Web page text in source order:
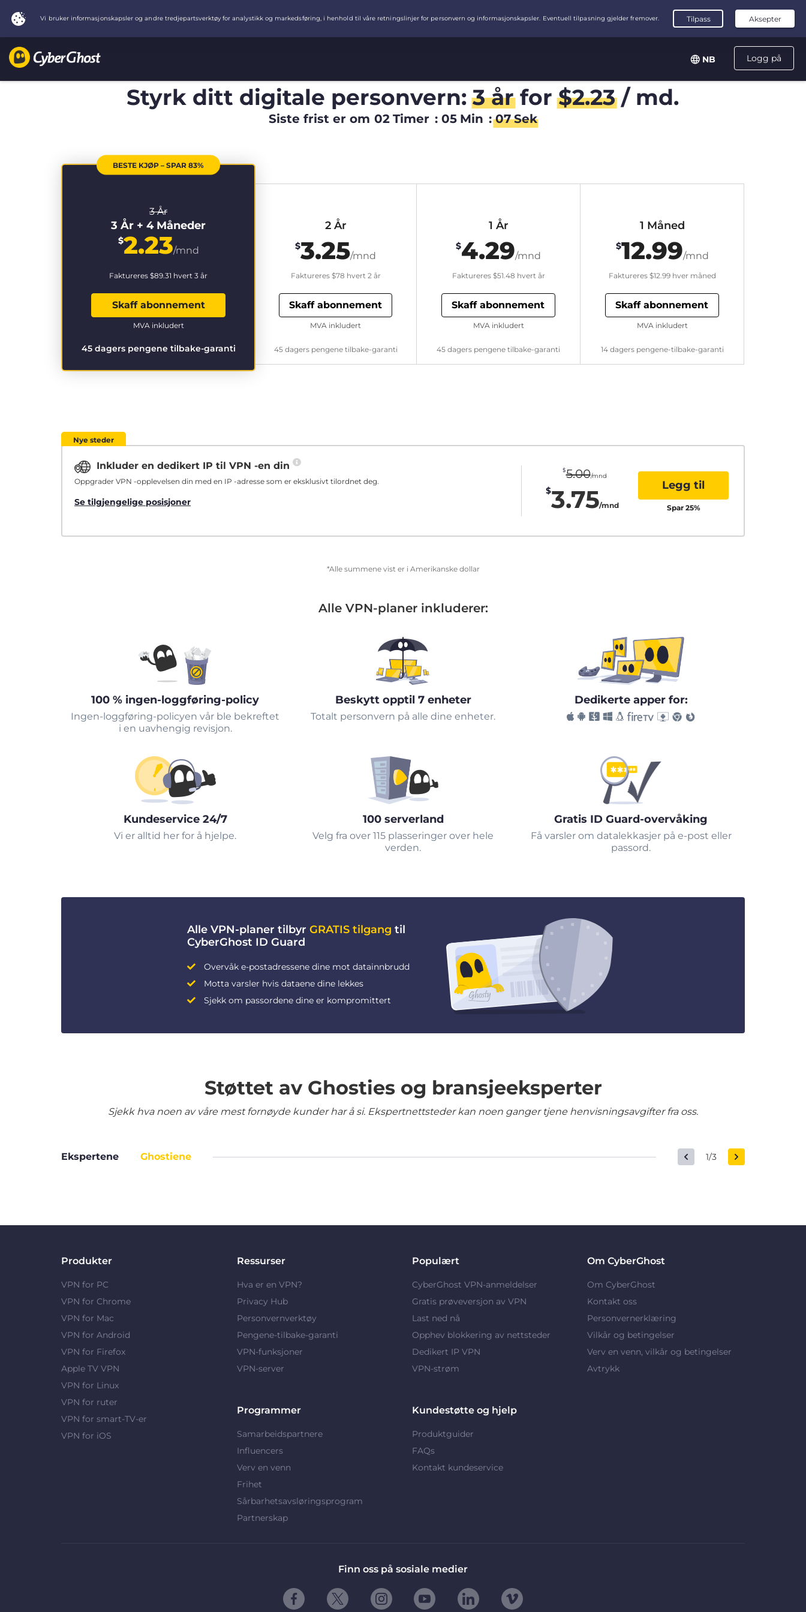
Logg på
NB
Styrk ditt digitale personvern:3 årfor$2.23/ md.
Siste frist er om 02 Timer : 05 Min : 06 Sek
BESTE KJØP – SPAR 83%
3 År
3 År + 4 Måneder
$2.23/mnd
Faktureres $89.31 hvert 3 år
Skaff abonnement
45 dagers pengene tilbake-garanti
MVA inkludert
2 År
$3.25/mnd
Faktureres $78 hvert 2 år
Skaff abonnement
45 dagers pengene tilbake-garanti
MVA inkludert
1 År
$4.29/mnd
Faktureres $51.48 hvert år
Skaff abonnement
45 dagers pengene tilbake-garanti
MVA inkludert
1 Måned
$12.99/mnd
Faktureres $12.99hver måned
Skaff abonnement
14 dagers pengene-tilbake-garanti
MVA inkludert
Nye steder
Inkluder en dedikert IP til VPN -en din
Oppgrader VPN -opplevelsen din med en IP -adresse som er eksklusivt tilordnet deg.
Se tilgjengelige posisjoner
$5.00/mnd
$3.75/mnd
Legg til
Spar 25%
*Alle summene vist er i Amerikanske dollar
Alle VPN-planer inkluderer:
100 % ingen-loggføring-policy
Ingen-loggføring-policyen vår ble bekreftet
i en uavhengig revisjon.
Beskytt opptil 7 enheter
Totalt personvern på alle dine enheter.
Dedikerte apper for:
Kundeservice 24/7
Vi er alltid her for å hjelpe.
100 serverland
Velg fra over 115 plasseringer over hele
verden.
Gratis ID Guard-overvåking
Få varsler om datalekkasjer på e-post eller
passord.
Alle VPN-planer tilbyr GRATIS tilgang til
CyberGhost ID Guard
Overvåk e-postadressene dine mot datainnbrudd
Motta varsler hvis dataene dine lekkes
Sjekk om passordene dine er kompromittert
Støttet av Ghosties og bransjeeksperter
Sjekk hva noen av våre mest fornøyde kunder har å si. Ekspertnettsteder kan noen ganger tjene henvisningsavgifter fra oss.
Ekspertene Ghostiene 1/3
Produkter
VPN for PC
VPN for Chrome
VPN for Mac
VPN for Android
VPN for Firefox
Apple TV VPN
VPN for Linux
VPN for ruter
VPN for smart-TV-er
VPN for iOS
Ressurser
Hva er en VPN?
Privacy Hub
Personvernverktøy
Pengene-tilbake-garanti
VPN-funksjoner
VPN-server
Populært
CyberGhost VPN-anmeldelser
Gratis prøveversjon av VPN
Last ned nå
Opphev blokkering av nettsteder
Dedikert IP VPN
VPN-strøm
Om CyberGhost
Om CyberGhost
Kontakt oss
Personvernerklæring
Vilkår og betingelser
Verv en venn, vilkår og betingelser
Avtrykk
Programmer
Samarbeidspartnere
Influencers
Verv en venn
Frihet
Sårbarhetsavsløringsprogram
Partnerskap
Kundestøtte og hjelp
Produktguider
FAQs
Kontakt kundeservice
Finn oss på sosiale medier